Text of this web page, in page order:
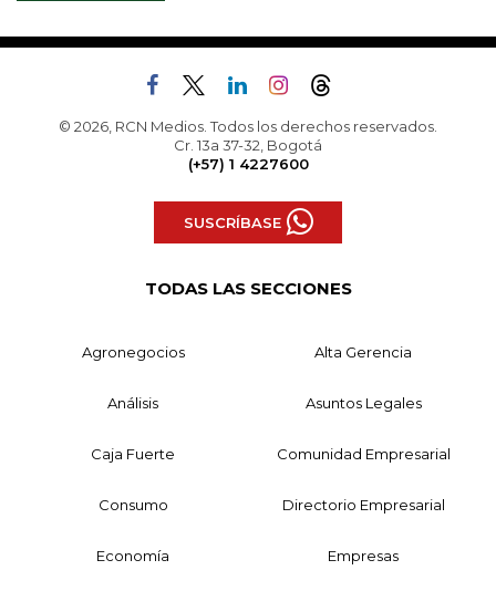
© 2026, RCN Medios. Todos los derechos reservados.
Cr. 13a 37-32, Bogotá
(+57) 1 4227600
SUSCRÍBASE
TODAS LAS SECCIONES
Agronegocios Alta Gerencia
Análisis Asuntos Legales
Caja Fuerte Comunidad Empresarial
Consumo Directorio Empresarial
Economía Empresas